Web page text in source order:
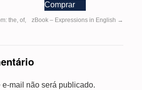
Comprar
the, of,
zBook – Expressions in English →
mail não será publicado.